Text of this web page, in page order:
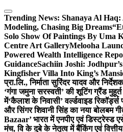
Skip
to
content
Trending News: Shanaya Al
Modeling, Chasing Big Dreams
Solo Show Of Paintings By Uma
Centre Art GalleryMelooha
Powered Wealth Intelligence
GuidanceSachiin Joshi:
Kingfisher Villa Into King’s
प्रा.लि., निर्माता सुरिंदर यादव और
‘गंगा जमुना सरस्वती’ की शूटिंग ग्रैंड
में‘कैलाश के निवासी’ वर्ल्डवाइड
और सिंगर शिवानी सिंह का नया बोलबम
Bazaar’ भारत में एनपीए एवं डिस्ट्रेस्ड
मंच, वि के दुबे के नेतृत्व में बैंकिंग एवं